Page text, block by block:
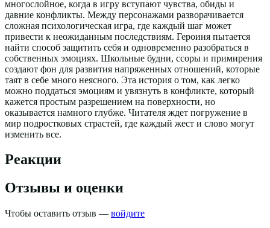
многослойное, когда в игру вступают чувства, обиды и
давние конфликты. Между персонажами разворачивается
сложная психологическая игра, где каждый шаг может
привести к неожиданным последствиям. Героиня пытается
найти способ защитить себя и одновременно разобраться в
собственных эмоциях. Школьные будни, ссоры и примирения
создают фон для развития напряженных отношений, которые
таят в себе много неясного. Эта история о том, как легко
можно поддаться эмоциям и увязнуть в конфликте, который
кажется простым разрешением на поверхности, но
оказывается намного глубже. Читателя ждет погружение в
мир подростковых страстей, где каждый жест и слово могут
изменить все.
Реакции
Отзывы и оценки
Чтобы оставить отзыв — войдите